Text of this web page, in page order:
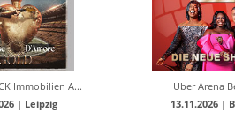
Immobilien A...
| Leipzig
Uber Arena
13.11.2026 |